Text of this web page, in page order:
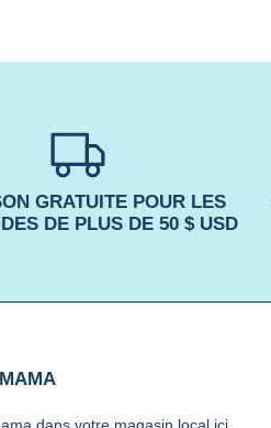
GRATUITE POUR LES
DE PLUS DE 50 $ USD